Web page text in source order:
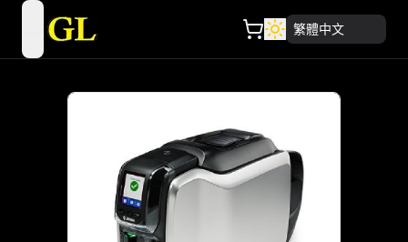
open navigation menu 繁體中文